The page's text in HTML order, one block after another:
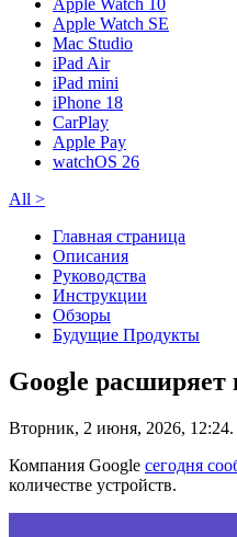
Apple Watch SE
Mac Studio
iPad Air
iPad mini
iPhone 18
CarPlay
Apple Pay
watchOS 26
All >
Главная страница
Описания
Руководства
Инструкции
Обзоры
Будущие Продукты
Google
Вторник, 2 июня, 2026, 12:24.
Компания Google сегодня
количестве устройств.